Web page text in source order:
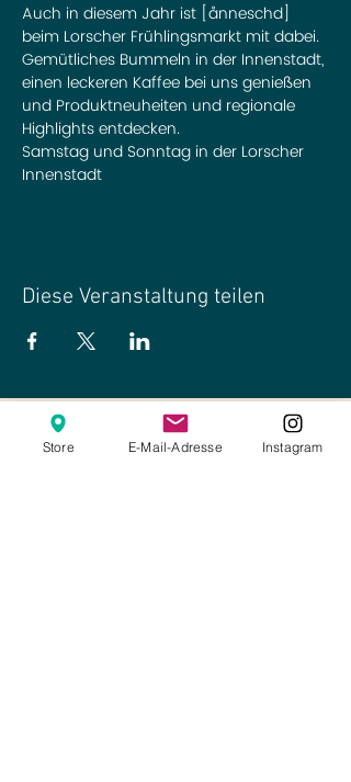
Auch in diesem Jahr ist [ånneschd]
beim Lorscher Frühlingsmarkt mit dabei.
Gemütliches Bummeln in der Innenstadt,
einen leckeren Kaffee bei uns genießen
und Produktneuheiten und regionale
Highlights entdecken.
Samstag und Sonntag in der Lorscher
Innenstadt
Diese Veranstaltung teilen
Store E-Mail-Adresse Instagram